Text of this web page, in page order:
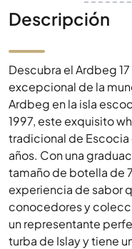
Descripción
Descubra el Ardbeg
excepcional de la
Ardbeg en la isla
1997, este exquisito
tradicional de Escocia
años. Con una
tamaño de botella de
experiencia de sabor
conocedores y
un representante
turba de Islay y tiene